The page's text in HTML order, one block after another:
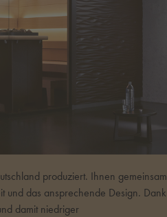
produziert. Ihnen gemeinsam
und das ansprechende Design. Dank
damit niedriger